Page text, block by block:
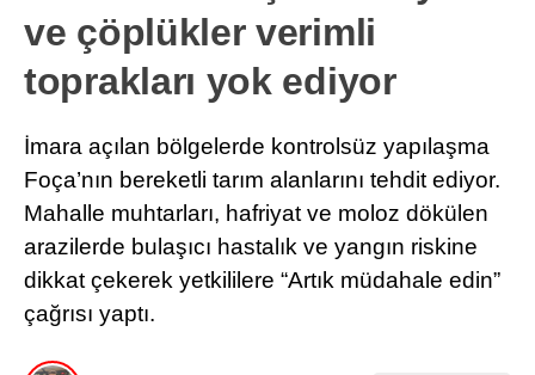
WhatsApp İhbar Hattı
EKONOMI
POLITIKA
KÜLTÜR-SANAT
DIĞER
ve çöplükler verimli
toprakları yok ediyor
İmara açılan bölgelerde kontrolsüz yapılaşma
Foça’nın bereketli tarım alanlarını tehdit ediyor.
Mahalle muhtarları, hafriyat ve moloz dökülen
arazilerde bulaşıcı hastalık ve yangın riskine
dikkat çekerek yetkililere “Artık müdahale edin”
çağrısı yaptı.